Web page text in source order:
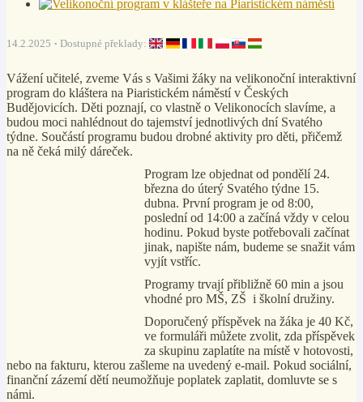
14.2.2025 Dostupné překlady:
Vážení učitelé, zveme Vás s Vašimi žáky na velikonoční interaktivní
program do kláštera na Piaristickém náměstí v Českých
Budějovicích. Děti poznají, co vlastně o Velikonocích slavíme, a
budou moci nahlédnout do tajemství jednotlivých dní Svatého
týdne. Součástí programu budou drobné aktivity pro děti, přičemž
na ně čeká milý dáreček.
Program lze objednat od pondělí 24.
března do úterý Svatého týdne 15.
dubna. První program je od 8:00,
poslední od 14:00 a začíná vždy v celou
hodinu. Pokud byste potřebovali začínat
jinak, napište nám, budeme se snažit vám
vyjít vstříc.
Programy trvají přibližně 60 min a jsou
vhodné pro MŠ, ZŠ i školní družiny.
Doporučený příspěvek na žáka je 40 Kč,
ve formuláři můžete zvolit, zda příspěvek
za skupinu zaplatíte na místě v hotovosti,
nebo na fakturu, kterou zašleme na uvedený e-mail. Pokud sociální,
finanční zázemí dětí neumožňuje poplatek zaplatit, domluvte se s
námi.